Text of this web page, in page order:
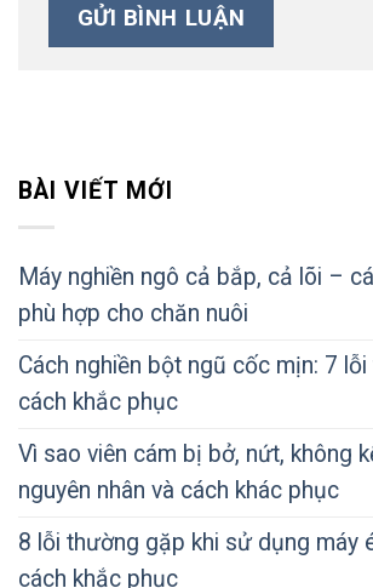
BÀI VIẾT MỚI
Máy nghiền ngô cả bắp, cả lõi –
phù hợp cho chăn nuôi
Cách nghiền bột ngũ cốc mịn: 7
cách khắc phục
Vì sao viên cám bị bở, nứt, không
nguyên nhân và cách khác phục
8 lỗi thường gặp khi sử dụng máy
cách khắc phục